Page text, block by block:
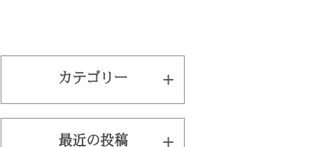
カテゴリー
最近の投稿